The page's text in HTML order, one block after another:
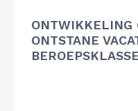
ONTWIKKELING
ONTSTANE
BEROEPSKLASSE